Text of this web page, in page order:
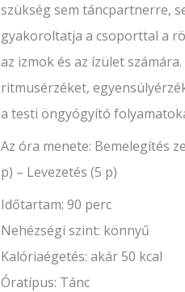
szükség sem táncpartnerre,
gyakoroltatja a csoporttal a
az izmok és az ízület
ritmusérzéket,
a testi öngyógyító
Az óra menete: Bemelegítés
p) – Levezetés (5 p)
Időtartam: 90 perc
Nehézségi szint: könnyű
Kalóriaégetés: akár 50 kcal
Óratípus: Tánc